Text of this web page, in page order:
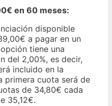
en 60 meses:
disponible
a pagar en un
tiene una
del 2,00%, es decir,
incluido en la
primera cuota será de
de 34,80€ cada
35,12€.